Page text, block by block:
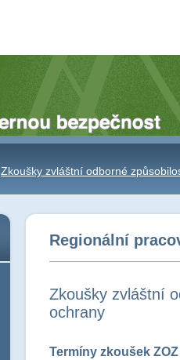
Zkoušky zvláštní odborné
Regionální
Zkoušky zvláštní
ochrany
Termíny zkoušek